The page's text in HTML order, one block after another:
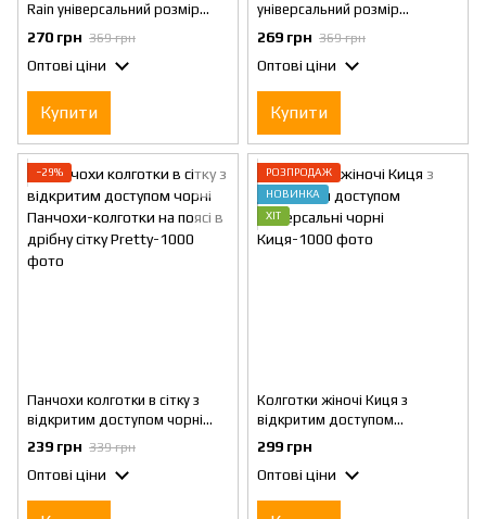
Rain універсальний розмір
тягнуться до 120 см обхвату
стегон чорні
270 грн 369 грн
Оптові ціни
Купити
універсальний розмір
тягнуться до 125 см обхвату
стегон Чорні
269 грн 369 грн
Оптові ціни
Купити
−29%
Панчохи колготки в сітку з
відкритим доступом чорні
Панчохи-колготки на поясі в
дрібну сітку
239 грн 339 грн
Оптові ціни
РОЗПРОДАЖ
НОВИНКА
ХІТ
Колготки жіночі Киця з
відкритим доступом
універсальні чорні
299 грн
Оптові ціни